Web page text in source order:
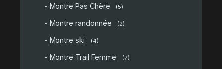
- Montre Pas Chère (5)
- Montre randonnée (2)
- Montre ski (4)
- Montre Trail Femme (7)